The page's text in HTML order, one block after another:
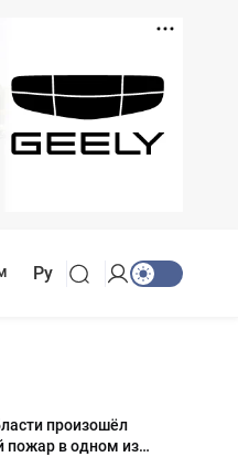
Ру
произошёл
пожар в одном из